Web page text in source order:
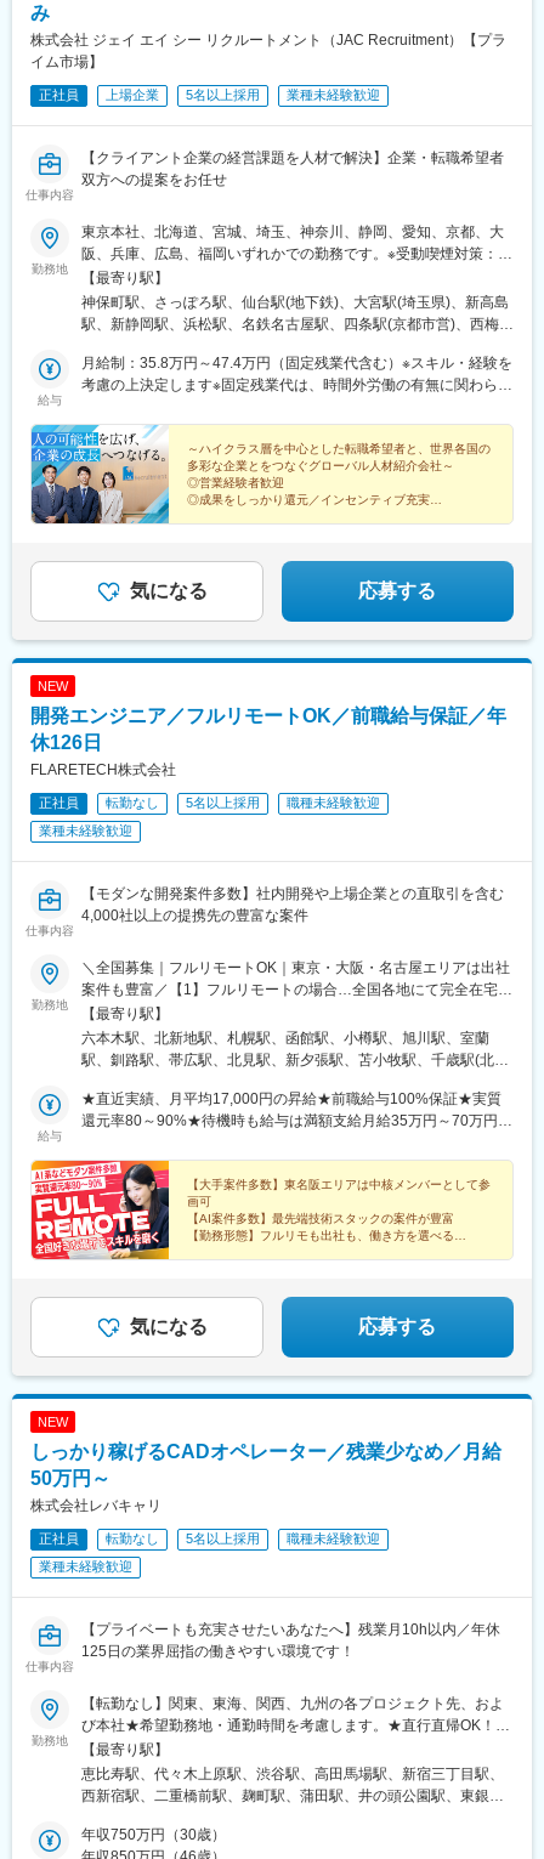
宮駅、紫駅、櫛田神社前駅、鹿児島中央駅、桜島桟橋通駅、神田
駅(鹿児島県)、二本木口駅、水前寺駅、長崎駅(長崎県)
駅、野田駅(阪神線)、ドーム前駅、大江橋駅、大国町駅、千里中央
駅(北大阪急行)、烏丸駅、十条駅(京都府・近鉄線)、伏見駅(京都
府)、山ノ内駅(京都府)、京都駅、竹田駅(京都府)、長岡京駅、三宮
駅(神戸市営)、三ノ宮駅、御崎公園駅、和田岬駅、滝の茶屋駅、塚
町駅、西黒崎駅、小倉駅(福岡県)、熊本駅、呉服町駅(福岡県)、さ
っぽろ駅、蒲田駅、表参道駅、新宿三丁目駅、都庁前駅、大崎広
上野駅、小川町駅(東京都)、水道橋駅、竹橋駅、新御茶ノ水駅、神
保町駅、麹町駅、銀座一丁目駅、銀座駅、京橋駅(東京都)、茅場町
駅、宝町駅(東京都)、高田馬場駅、向原駅(東京都)、中野新橋駅、
後楽園駅、赤坂見附駅、品川駅、台場駅、虎ノ門駅、新橋駅、六
本木駅、八丁畷駅、鹿島田駅、武蔵小杉駅、藤沢駅、鶴見駅、桜
木町駅、星川駅、朝霞台駅、北与野駅、千葉中央駅、京成西船
駅、船橋駅、第一通り駅、新浜松駅、草薙駅(東海道本線)、新静岡
駅、近鉄名古屋駅、丸の内駅(愛知県)、栄町駅(愛知県)、今池駅(愛
代崎駅、北新地駅、今宮戎駅、千里中央駅(大阪モノレール)、四条
駅(京都市営)、東寺駅、西大路御池駅、くいな橋駅、神戸三宮駅
(阪急・神戸高速)、塚口駅(福知山線)、高松築港駅、栗林駅、袋町
駅、胡町駅、岡山駅前駅、天神駅、西鉄福岡駅、黒崎駅前駅、平
和通駅、熊本駅前駅、祇園駅(福岡県)、三越前駅、新宿駅(東京メ
比谷駅、築地市場駅、人形町駅、面影橋駅、東池袋四丁目駅、春
日駅(東京都)、溜池山王駅、泉岳寺駅、芝公園駅、お台場海浜公園
駅、内幸町駅、六本木一丁目駅、高島町駅、京急川崎駅、柳小路
駅、国道駅、馬車道駅、神奈川駅、栄町駅(千葉県)、県立美術館前
駅、日吉町駅、名鉄名古屋駅、国際センター駅、久屋大通駅、車
恵美須町駅、京都河原町駅、十条駅(京都市営)、西大路三条駅、三
宮駅(神戸新交通)、今橋駅、立町駅、田町駅(岡山県)、熊西駅、旦
過駅、二本木口駅、櫛田神社前駅
み
株式会社 ジェイ エイ シー リクルートメント（JAC Recruitment）【プラ
イム市場】
正社員 上場企業 5名以上採用 業種未経験歓迎
仕事内容
【クライアント企業の経営課題を人材で解決】企業・転職希望者
双方への提案をお任せ
勤務地
東京本社、北海道、宮城、埼玉、神奈川、静岡、愛知、京都、大
阪、兵庫、広島、福岡いずれかでの勤務です。※受動喫煙対策：全
面禁煙
【最寄り駅】
神保町駅、さっぽろ駅、仙台駅(地下鉄)、大宮駅(埼玉県)、新高島
駅、新静岡駅、浜松駅、名鉄名古屋駅、四条駅(京都市営)、西梅田
通一番町駅、横浜駅、静岡駅、第一通り駅、近鉄名古屋駅、烏丸
駅、大阪梅田駅(阪神線)、神戸三宮駅(阪神)、櫛田神社前駅、新御
駅、名古屋駅、五条駅(京都市営)、大阪駅、神戸三宮駅(阪急・神
戸高速)、猿猴橋町駅
給与
月給制：35.8万円～47.4万円（固定残業代含む）※スキル・経験を
考慮の上決定します※固定残業代は、時間外労働の有無に関わらず
支給＜正当な評価制度＞個人の実績が給与に還元される仕組みが
あります。明確な評価軸のため、目標を意識しやすく高いモチベ
ーションを維持しながら業務に取り組めます。
～ハイクラス層を中心とした転職希望者と、世界各国の
多彩な企業とをつなぐグローバル人材紹介会社～
◎営業経験者歓迎
◎成果をしっかり還元／インセンティブ充実
気になる 応募する
NEW
開発エンジニア／フルリモートOK／前職給与保証／年
休126日
FLARETECH株式会社
正社員 転勤なし 5名以上採用
職種未経験歓迎
業種未経験歓迎
仕事内容
【モダンな開発案件多数】社内開発や上場企業との直取引を含む
4,000社以上の提携先の豊富な案件
勤務地
＼全国募集｜フルリモートOK｜東京・大阪・名古屋エリアは出社
案件も豊富／【1】フルリモートの場合…全国各地にて完全在宅勤
務が可能！強制的な出社日もありません。【2】出社の場合…本
社、大阪支店、もしくは東京・大阪・名古屋エリアの各プロジェ
クト先※転居を伴う転勤はなし※プロジェクトは希望や適性を考慮
75.6%の社員がリモートワークにて勤務中！＜リモートワーク率
＞フルリモート64.0%、リモート×出社11.6%、フル出社
で全国47都道府県に社員が在籍。特に東京・大阪・名古屋エリア
では出社ベースの上流案件が豊富で、大手クライアント先に常駐
し、中核メンバーとして参画するチャンスも！クライアントと直
接やりとりしながら要件定義や設計から携わるため、上流工程や
PM/PLを目指す方には出社ベースの案件が近道です。【本社】東
阪市北区梅田1丁目2-2 大阪駅前第2ビル12-12
【最寄り駅】
六本木駅、北新地駅、札幌駅、函館駅、小樽駅、旭川駅、室蘭
駅、釧路駅、帯広駅、北見駅、新夕張駅、苫小牧駅、千歳駅(北海
上駅、宮古駅、盛駅、久慈駅、仙台駅、石巻駅、杜せきのした
駅、新田駅(宮城県)、多賀城駅、気仙沼駅、いわき駅、郡山駅(福
駅、秋田駅、横手駅、能代駅、湯沢駅、大久保駅(秋田県)、鷹ノ巣
駅、山形駅、鶴岡駅、酒田駅、米沢駅、天童駅、さくらんぼ東根
駅、寒河江駅、新庄駅、水戸駅、つくば駅、日立駅、勝田駅、土
浦駅、古河駅、取手駅、下館駅、笹川駅、牛久駅、龍ケ崎市駅、
守谷駅、水海道駅、宇都宮駅、小山駅、栃木駅、足利駅、佐野
駅、前橋駅、太田駅(群馬県)、伊勢崎駅、桐生駅、館林駅、渋川
駅、川口駅、川越駅、所沢駅、越谷駅、草加駅、春日部駅、上尾
駅、熊谷駅、浦和駅、新座駅、狭山市駅、入間市駅、三郷駅(埼玉
都)、池袋駅、目黒駅、錦糸町駅、渋谷駅、調布駅、上野駅、小平
駅、立川駅、日本橋駅(東京都)、吉祥寺駅、多摩センター駅、青梅
駅、国分寺駅、武蔵小金井駅、昭島駅、東京駅、国立駅、玉川上
水駅、東久留米駅、船橋駅、松戸駅、市川駅、柏駅、五井駅、千
葉駅、流山おおたかの森駅、八千代台駅、習志野駅、浦安駅(千葉
県)、愛宕駅(千葉県)、木更津駅、成田駅、我孫子駅、鎌ケ谷駅、
印西牧の原駅、四街道駅、銚子駅、藤沢駅、横須賀駅、横浜駅、
駅、小田原駅、鎌倉駅、秦野駅、座間駅、伊勢原駅、逗子駅、三
崎口駅、長野駅、松本駅、上田駅、佐久平駅、飯田駅(長野県)、豊
石和温泉駅、富士山駅、山梨市駅、都留市駅、韮崎駅、大月駅、
富山駅、越中中川駅、砺波駅、黒部駅、魚津駅、滑川駅、金沢
駅、福井駅(福井県)、敦賀駅、浜松駅、静岡駅、富士駅、沼津駅、
磐田駅、藤枝駅、岡崎駅、豊橋駅、名古屋駅、刈谷市駅、名鉄一
宮駅、三河安城駅、岐阜駅、各務ケ原駅、多治見駅、可児駅、四
日市駅、津駅、名張駅、布施駅、豊中駅、吹田駅(東海道本線)、梅
田駅(地下鉄)、茨木駅、京都駅、宇治駅(奈良線)、亀岡駅、奈良
駅、天理駅、和歌山駅、姫路駅、西宮駅(ＪＲ線)、尼崎駅(東海道
給与
★直近実績、月平均17,000円の昇給★前職給与100%保証★実質
還元率80～90%★待機時も給与は満額支給月給35万円～70万円＋
験・能力等を考慮の上で決定します。※上記金額には、みなし残業
手当（50時間分・104,000円～212,000円）を含みます。超過分は
別途追加支給します。┗残業時間は月平均10時間、多い時でも20
時間程度と安定しております★単価連動型の給与体系ではないた
め、万が一待機になってもその間の給与は満額支給しています。
ア：月給274,000円→月給362,000円（＋88,000円/月）・20
代/iOSエンジニア：月給237,000円→月給287,000円（＋50,000
円/月）・20代/Androidエンジニア：月給316,000円→月給
374,000円（＋58,000円/月）・30代/Javaエンジニア（上流）：
月給340,000円→月給418,000円（＋78,000円/月）
【大手案件多数】東名阪エリアは中核メンバーとして参
画可
【AI案件多数】最先端技術スタックの案件が豊富
【勤務形態】フルリモも出社も、働き方を選べる
気になる 応募する
NEW
しっかり稼げるCADオペレーター／残業少なめ／月給
50万円～
株式会社レバキャリ
正社員 転勤なし 5名以上採用
職種未経験歓迎
業種未経験歓迎
仕事内容
【プライベートも充実させたいあなたへ】残業月10h以内／年休
125日の業界屈指の働きやすい環境です！
勤務地
【転勤なし】関東、東海、関西、九州の各プロジェクト先、およ
び本社★希望勤務地・通勤時間を考慮します。★直行直帰OK！
★U・Iターン歓迎！住宅手当あり★全国出張が可能な方には充実
手当あり◎▼プロジェクト先【関東】東京、埼玉、千葉、神奈川
など【東海】愛知【関西】大阪【九州】福岡▼本社東京都品川区
【最寄り駅】
恵比寿駅、代々木上原駅、渋谷駅、高田馬場駅、新宿三丁目駅、
西新宿駅、二重橋前駅、麹町駅、蒲田駅、井の頭公園駅、東銀座
船堀駅、押上駅、木場駅(東京都)、清澄白河駅、有楽町駅、豊洲
年収750万円（30歳）